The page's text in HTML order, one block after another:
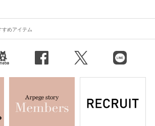
すめアイテム
X（旧Twitter） LINE